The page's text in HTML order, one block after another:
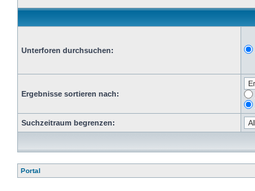
Unterforen durchsuchen:
Ergebnisse sortieren nach:
Suchzeitraum begrenzen:
Portal